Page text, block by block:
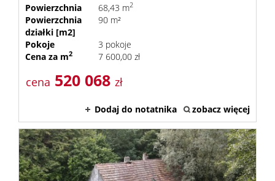
Zgłoś
chęć
Powierzchnia
68,43 m2
Powierzchnia
działki [m2]
90 m²
Pokoje
3 pokoje
Cena za m2 7 600,00 zł
cena 520 068 zł
Dodaj do notatnika zobacz więcej